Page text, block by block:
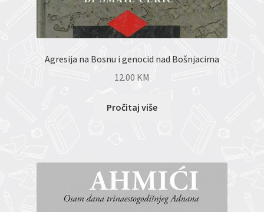
Agresija na Bosnu i genocid nad Bošnjacima
12.00 KM
Pročitaj više